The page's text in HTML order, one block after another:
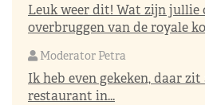
Leuk weer dit! Wat zijn jullie
overbruggen van de royale
Moderator Petra
Ik heb even gekeken, daar zit
restaurant in...